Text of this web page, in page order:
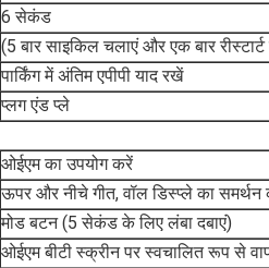
6 सेकंड
(5 बार साइकिल चलाएं और एक बार
पार्किंग में अंतिम एपीपी याद रखें
प्लग एंड प्ले
ओईएम का उपयोग करें
ऊपर और नीचे गीत, वॉल डिस्प्ले का समर्थन
मोड बटन (5 सेकंड के लिए लंबा दबाएं)
ओईएम बीटी स्क्रीन पर स्वचालित रूप से